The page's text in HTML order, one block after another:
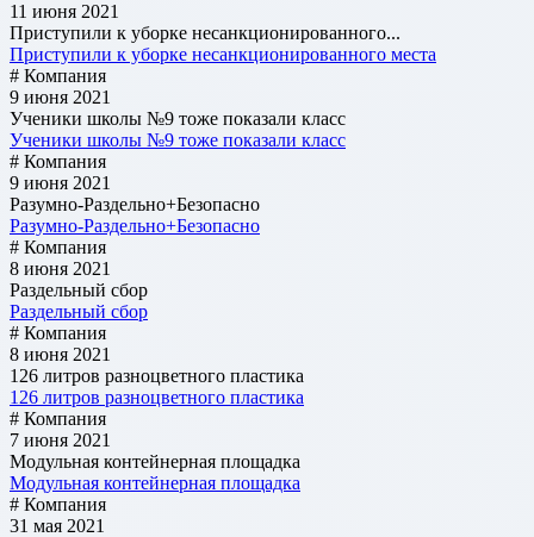
11 июня 2021
Приступили к уборке несанкционированного...
Приступили к уборке несанкционированного места
# Компания
9 июня 2021
Ученики школы №9 тоже показали класс
Ученики школы №9 тоже показали класс
# Компания
9 июня 2021
Разумно-Раздельно+Безопасно
Разумно-Раздельно+Безопасно
# Компания
8 июня 2021
Раздельный сбор
Раздельный сбор
# Компания
8 июня 2021
126 литров разноцветного пластика
126 литров разноцветного пластика
# Компания
7 июня 2021
Модульная контейнерная площадка
Модульная контейнерная площадка
# Компания
31 мая 2021